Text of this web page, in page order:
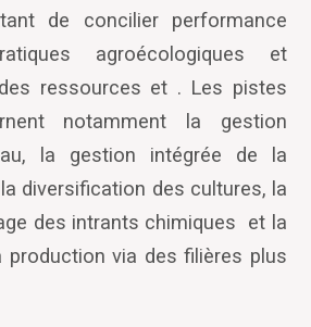
de concilier performance
agroécologiques et
ressources et . Les pistes
notamment la gestion
la gestion intégrée de la
diversification des cultures, la
des intrants chimiques
et la
production via des filières plus